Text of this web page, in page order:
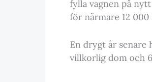
fylla vagnen på
för närmare 12
En drygt år
villkorlig dom och